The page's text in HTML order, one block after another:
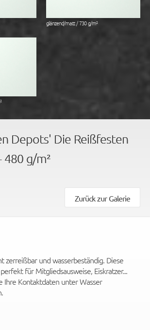
glänzend/matt / 730 g/m²
Depots' Die Reißfesten
g/m²
Zurück zur Galerie
zerreißbar und wasserbeständig. Diese
für Mitgliedsausweise, Eiskratzer...
Ihre Kontaktdaten unter Wasser